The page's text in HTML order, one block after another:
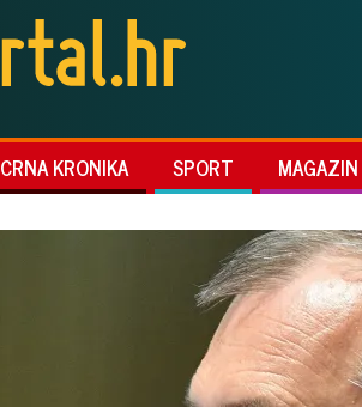
CRNA KRONIKA SPORT MAGAZIN